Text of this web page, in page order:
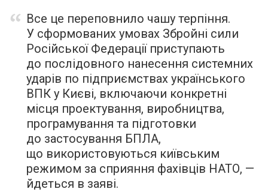
Все це переповнило чашу терпіння.
У сформованих умовах Збройні сили
Російської Федерації приступають
до послідовного нанесення системних
ударів по підприємствах українського
ВПК у Києві, включаючи конкретні
місця проектування, виробництва,
програмування та підготовки
до застосування БПЛА,
що використовуються київським
режимом за сприяння фахівців НАТО, —
йдеться в заяві.